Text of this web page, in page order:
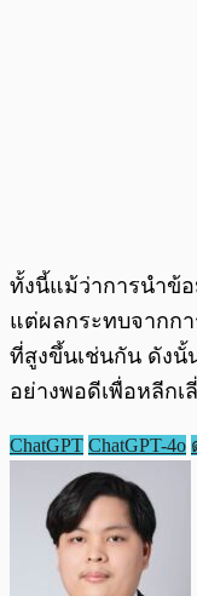
ทั้งนี้แม้ว่าการนำข้
แต่ผลกระทบจากก
ที่สูงขึ้นเช่นกัน ดังนั้
อย่างพอดีเพื่อหลีก
ChatGPT ChatGPT-4o